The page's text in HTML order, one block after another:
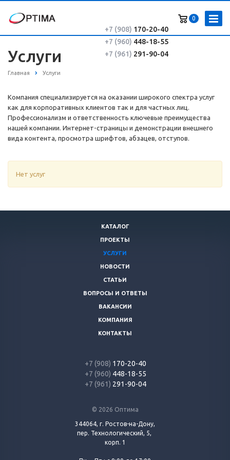
0
+7 (908) 170-20-40
+7 (960) 448-18-55
+7 (961) 291-90-04
Услуги
Главная Услуги
Компания специализируется на оказании широкого спектра услуг
как для корпоративных клиентов так и для частных лиц.
Профессионализм и ответственность ключевые преимущества
нашей компании. Интернет-страницы и демонстрации внешнего
вида контента, просмотра шрифтов, абзацев, отступов.
Нет услуг
© 2026 Оптима
344064, г. Ростов-на-Дону,
пер. Технологический, 5,
корп. 1
КАТАЛОГ
ПРОЕКТЫ
УСЛУГИ
НОВОСТИ
СТАТЬИ
ВОПРОСЫ И ОТВЕТЫ
ВАКАНСИИ
КОМПАНИЯ
КОНТАКТЫ
+7 (908) 170-20-40
+7 (960) 448-18-55
+7 (961) 291-90-04